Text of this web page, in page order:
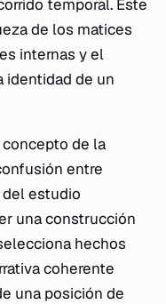
temporal. Este
de los matices
internas y el
identidad de un
de la
entre
estudio
una construcción
hechos
coherente
una posición de